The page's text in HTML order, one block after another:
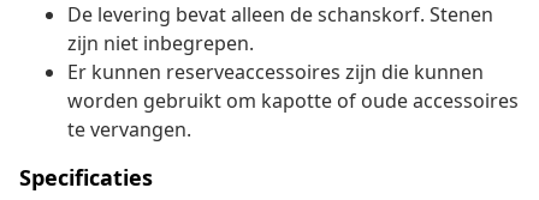
De levering bevat alleen de schanskorf. Stenen
zijn niet inbegrepen.
Er kunnen reserveaccessoires zijn die kunnen
worden gebruikt om kapotte of oude accessoires
te vervangen.
Specificaties